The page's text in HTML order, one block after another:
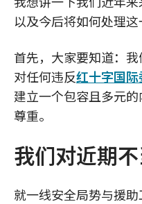
以及今后将如何处理这
首先，大家要知道：
对任何违反红十字国
建立一个包容且多元
尊重。
我们对近期
就一线安全局势与援助